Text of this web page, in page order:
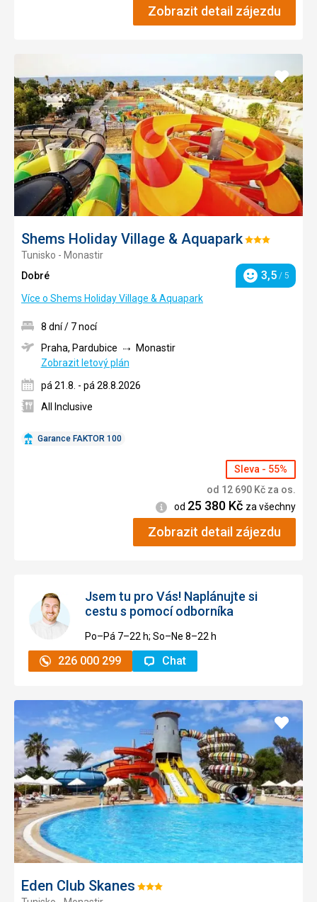
Zobrazit detail zájezdu
Shems Holiday Village & AquaparkHodnocení:
Tunisko - Monastir
Dobré
Hodnocení
3,5 / 5
Více o Shems Holiday Village & Aquapark
Přidat
do
Garance FAKTOR 100
8 dní / 7 nocí
Praha, Pardubice
Monastir
Zobrazit letový plán
pá 21.8. - pá 28.8.2026
All Inclusive
Sleva - 55%
od 12 690 Kč za os.
Informace
od 25 380 Kč za všechny
Zobrazit detail zájezdu
Jsem tu pro Vás! Naplánujte si
cestu s pomocí odborníka
Po–Pá 7–⁠⁠⁠⁠⁠⁠22 h; So–Ne 8–⁠⁠⁠⁠⁠⁠22 h
226 000 299 Chat
Eden Club Skanes Hodnocení:
Přidat